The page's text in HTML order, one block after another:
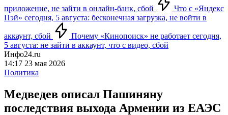
приложение, не зайти в онлайн-банк, сбой
Что с «Яндекс
Пэй» сегодня, 5 августа: бесконечная загрузка, не войти в
аккаунт, сбой
Почему «Кинопоиск» не работает сегодня,
5 августа: не зайти в аккаунт, что с видео, сбой
Инфо24.ru
14:17 23 мая 2026
Политика
Медведев описал Пашиняну
последствия выхода Армении из ЕАЭС